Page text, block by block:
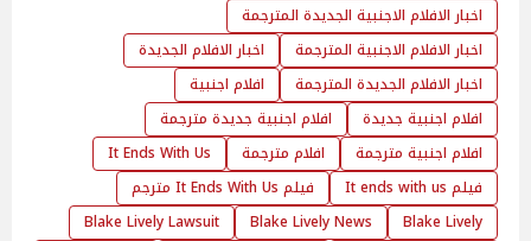
اخبار الافلام الاجنبية الجديدة المترجمة
اخبار الافلام الاجنبية المترجمة
اخبار الافلام الجديدة
اخبار الافلام الجديدة المترجمة
افلام اجنبية
افلام اجنبية جديدة
افلام اجنبية جديدة مترجمة
افلام اجنبية مترجمة
افلام مترجمة
It Ends With Us
فيلم It ends with us
فيلم It Ends With Us مترجم
Blake Lively
Blake Lively News
Blake Lively Lawsuit